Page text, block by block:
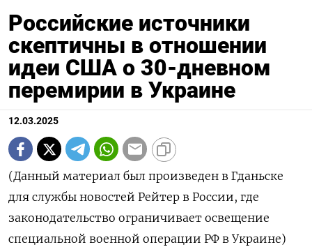
Российские источники
скептичны в отношении
идеи США о 30-дневном
перемирии в Украине
12.03.2025
(Данный материал был произведен в Гданьске
для службы новостей Рейтер в России, где
законодательство ограничивает освещение
специальной военной операции РФ в Украине)